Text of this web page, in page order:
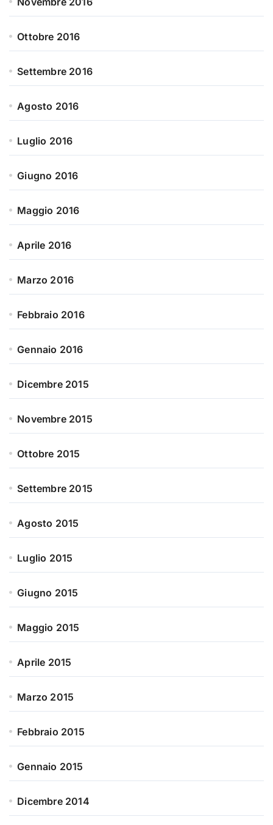
Ottobre 2016
Settembre 2016
Agosto 2016
Luglio 2016
Giugno 2016
Maggio 2016
Aprile 2016
Marzo 2016
Febbraio 2016
Gennaio 2016
Dicembre 2015
Novembre 2015
Ottobre 2015
Settembre 2015
Agosto 2015
Luglio 2015
Giugno 2015
Maggio 2015
Aprile 2015
Marzo 2015
Febbraio 2015
Gennaio 2015
Dicembre 2014